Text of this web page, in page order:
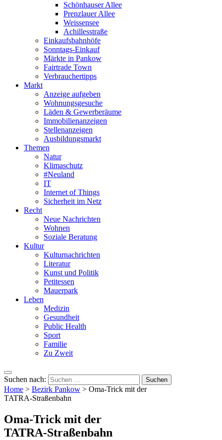
Schönhauser Allee
Prenzlauer Allee
Weissensee
Achillesstraße
Einkaufsbahnhöfe
Sonntags-Einkauf
Märkte in Pankow
Fairtrade Town
Verbrauchertipps
Markt
Anzeige aufgeben
Wohnungsgesuche
Läden & Gewerberäume
Immobilienanzeigen
Stellenanzeigen
Ausbildungsmarkt
Themen
Natur
Klimaschutz
#Neuland
IT
Internet of Things
Sicherheit im Netz
Recht
Neue Nachrichten
Wohnen
Soziale Beratung
Kultur
Kulturnachrichten
Literatur
Kunst und Politik
Petitessen
Mauerpark
Leben
Medizin
Gesundheit
Public Health
Sport
Familie
Zu Zweit
Suchen nach:
Home > Bezirk Pankow > Oma-Trick mit der
TATRA-Straßenbahn
Oma-Trick mit der
TATRA-Straßenbahn